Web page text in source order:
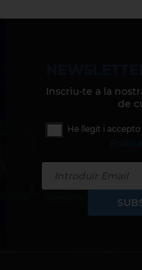
Inscriu-te a la
de
He llegit i